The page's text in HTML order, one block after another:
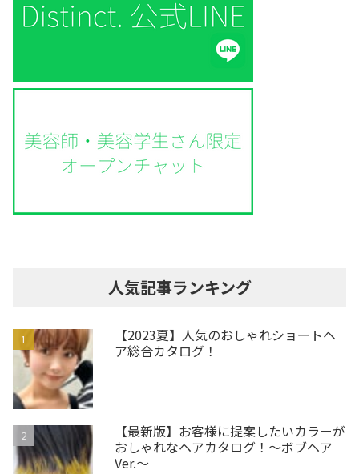
人気記事ランキング
【2023夏】人気のおしゃれショートヘ
ア総合カタログ！
【最新版】お客様に提案したいカラーが
おしゃれなヘアカタログ！～ボブヘア
Ver.～